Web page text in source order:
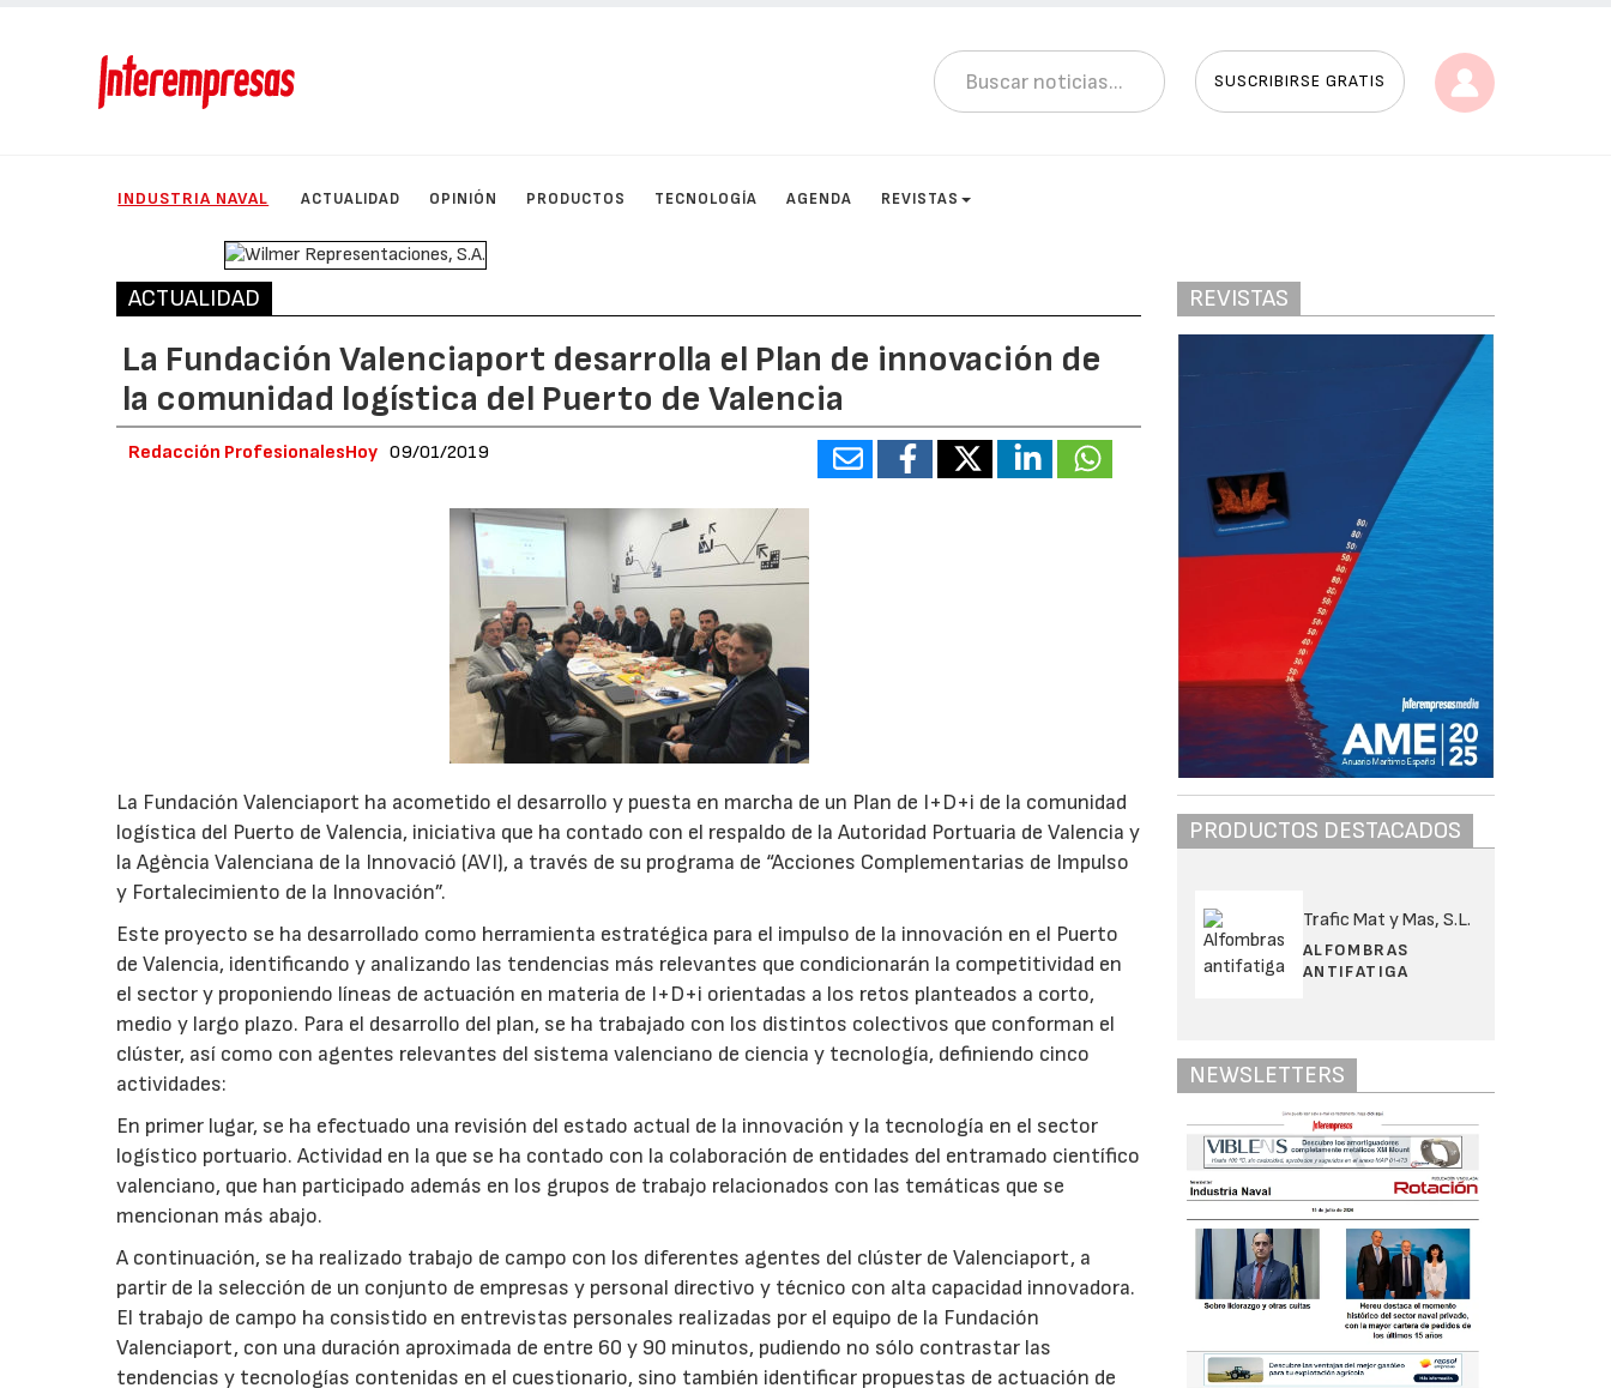
SUSCRIBIRSE GRATIS
INDUSTRIA NAVAL ACTUALIDAD OPINIÓN PRODUCTOS TECNOLOGÍA AGENDA REVISTAS
ACTUALIDAD
La Fundación Valenciaport desarrolla el Plan de innovación de
la comunidad logística del Puerto de Valencia
Redacción ProfesionalesHoy 09/01/2019
La Fundación Valenciaport ha acometido el desarrollo y puesta en marcha de un Plan de I+D+i de la comunidad
logística del Puerto de Valencia, iniciativa que ha contado con el respaldo de la Autoridad Portuaria de Valencia y
la Agència Valenciana de la Innovació (AVI), a través de su programa de “Acciones Complementarias de Impulso
y Fortalecimiento de la Innovación”.
Este proyecto se ha desarrollado como herramienta estratégica para el impulso de la innovación en el Puerto
de Valencia, identificando y analizando las tendencias más relevantes que condicionarán la competitividad en
el sector y proponiendo líneas de actuación en materia de I+D+i orientadas a los retos planteados a corto,
medio y largo plazo. Para el desarrollo del plan, se ha trabajado con los distintos colectivos que conforman el
clúster, así como con agentes relevantes del sistema valenciano de ciencia y tecnología, definiendo cinco
actividades:
En primer lugar, se ha efectuado una revisión del estado actual de la innovación y la tecnología en el sector
logístico portuario. Actividad en la que se ha contado con la colaboración de entidades del entramado científico
valenciano, que han participado además en los grupos de trabajo relacionados con las temáticas que se
mencionan más abajo.
A continuación, se ha realizado trabajo de campo con los diferentes agentes del clúster de Valenciaport, a
partir de la selección de un conjunto de empresas y personal directivo y técnico con alta capacidad innovadora.
El trabajo de campo ha consistido en entrevistas personales realizadas por el equipo de la Fundación
Valenciaport, con una duración aproximada de entre 60 y 90 minutos, pudiendo no sólo contrastar las
tendencias y tecnologías contenidas en el cuestionario, sino también identificar propuestas de actuación de
REVISTAS
PRODUCTOS DESTACADOS
Trafic Mat y Mas, S.L.
ALFOMBRAS
ANTIFATIGA
NEWSLETTERS